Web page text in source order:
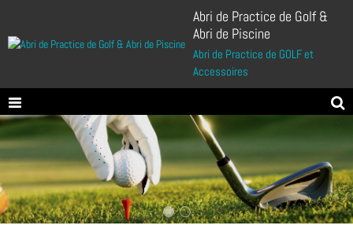
Abri de Practice de Golf &
Abri de Piscine
Abri de Practice de GOLF et
Accessoires